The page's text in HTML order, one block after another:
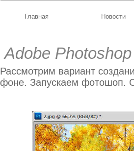
Главная Новости
Adobe
Рассмотрим вариант
фоне. Запускаем фотошоп.